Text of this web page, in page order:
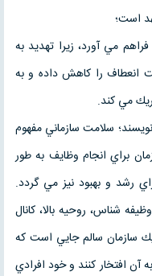
است؛
مي آورد، زيرا تهديد به
انعطاف را كاهش داده و به
مي كند.
سلامت سازماني مفهوم
براي انجام وظايف به طور
رشد و بهبود نيز مي گردد.
شناس، روحيه بالا، كانال
يك سازمان سالم جايي است كه
آن افتخار كنند و خود افرادي